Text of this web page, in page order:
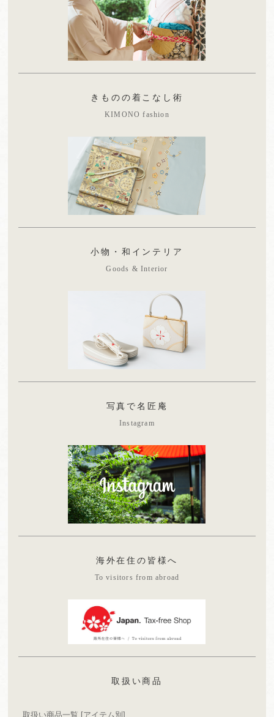
きものの着こなし術
KIMONO fashion
小物・和インテリア
Goods & Interior
写真で名匠庵
Instagram
海外在住の皆様へ
To visitors from abroad
取扱い商品
取扱い商品一覧 [アイテム別]